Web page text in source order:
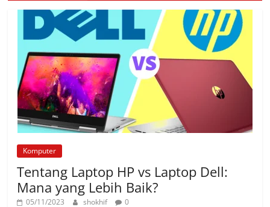
Komputer
Tentang Laptop HP vs Laptop Dell:
Mana yang Lebih Baik?
05/11/2023 shokhif 0